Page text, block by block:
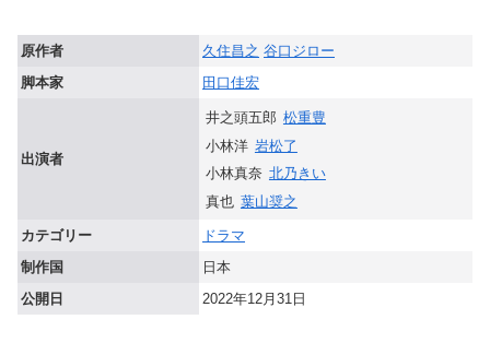
原作者 久住昌之 谷口ジロー
脚本家
田口佳宏
出演者
井之頭五郎 松重豊
小林洋 岩松了
小林真奈 北乃きい
真也 葉山奨之
カテゴリー
ドラマ
制作国
日本
公開日
2022年12月31日